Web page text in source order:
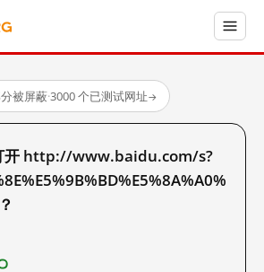
被屏蔽·3000 个已测试网址→
开 http://www.baidu.com/s?